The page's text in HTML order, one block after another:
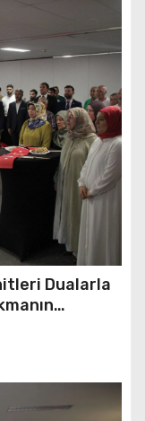
Dualarla